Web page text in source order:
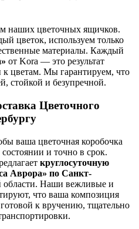
наших цветочных ящичков.
цветок, используем только
материалы. Каждый
от Kora — это результат
цветам. Мы гарантируем, что
стойкой и безупречной.
Цветочного
ваша цветочная коробочка
и точно в срок.
круглосуточную
Аврора» по Санкт-
области. Наши вежливые и
что ваша композиция
к вручению, тщательно